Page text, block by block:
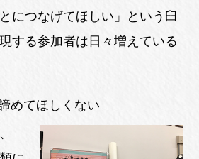
につなげてほしい」という臼
する参加者は日々増えている
めてほしくない